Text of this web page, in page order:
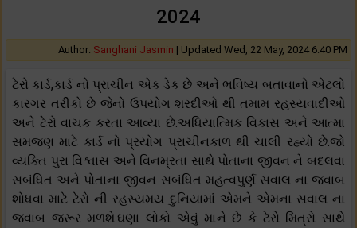
2024
Author: Sanghani Jasmin | Updated Wed, 22 May, 2024 6:40 PM
ટેરો કાર્ડ,કાર્ડ નો પ્રાચીન એક ડેક છે અને ભવિષ્ય બતાવાનો એટલો
કારગર તરીકો છે જેનો ઉપયોગ શરદીઓ થી તમામ રહસ્યવાદીઓ
અને ટેરો વાચક કરતા આવ્યા છે.અધિયાત્મિક વિકાસ અને આત્મા
સમજણ માટે કાર્ડ નો પ્રયોગ પ્રાચીનકાળ થી ચાલી રહ્યો છે.જો
વ્યક્તિ પુરા વિશ્વાસ અને વિનમ્રતા સાથે પોતાના જીવન ને બદલવા
સબંધિત અને પોતાના જીવન સબંધિત મહત્વપુર્ણ સવાલ ના જવાબ
શોધવા માટે ટેરો ની રહસ્યમય દુનિયામાં એમને એમના સવાલ ના
જવાબ જરૂર મળશે.ઘણા લોકો એવું માને છે કે ટેરો મિત્રો સાથે